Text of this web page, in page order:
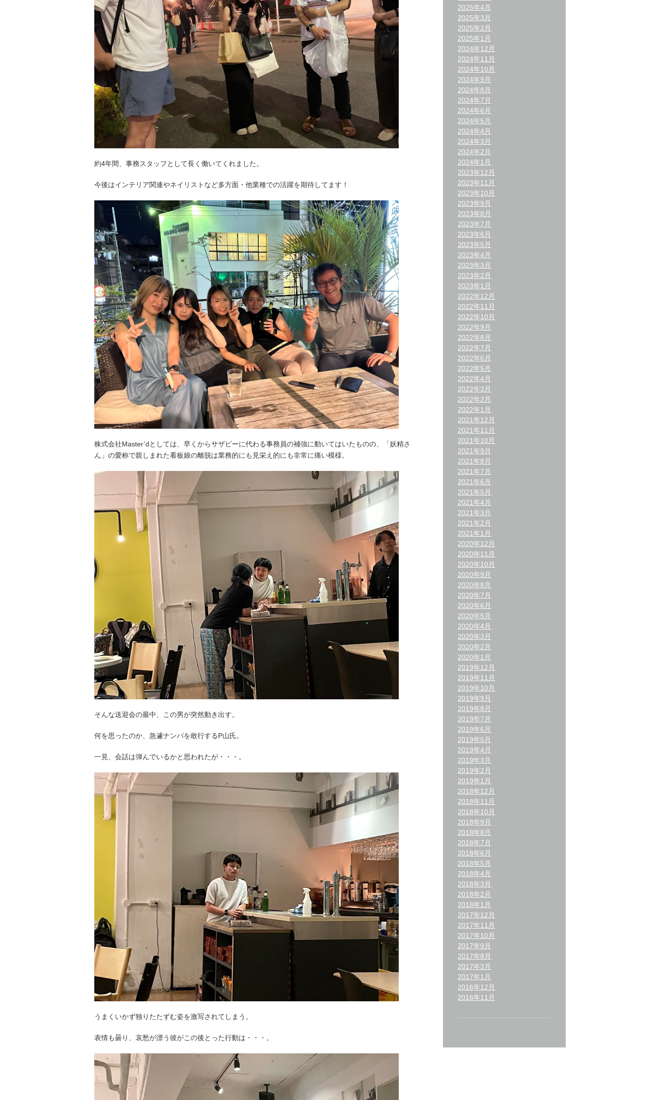
約4年間、事務スタッフとして長く働いてくれました。
今後はインテリア関連やネイリストなど多方面・他業種での活躍を期待してます！
株式会社Master’dとしては、早くからサザビーに代わる事務員の補強に動いてはいたものの、「妖精さ
ん」の愛称で親しまれた看板娘の離脱は業務的にも見栄え的にも非常に痛い模様。
そんな送迎会の最中、この男が突然動き出す。
何を思ったのか、急遽ナンパを敢行するP山氏。
一見、会話は弾んでいるかと思われたが・・・。
うまくいかず独りたたずむ姿を激写されてしまう。
表情も曇り、哀愁が漂う彼がこの後とった行動は・・・。
2025年4月
2025年3月
2025年2月
2025年1月
2024年12月
2024年11月
2024年10月
2024年9月
2024年8月
2024年7月
2024年6月
2024年5月
2024年4月
2024年3月
2024年2月
2024年1月
2023年12月
2023年11月
2023年10月
2023年9月
2023年8月
2023年7月
2023年6月
2023年5月
2023年4月
2023年3月
2023年2月
2023年1月
2022年12月
2022年11月
2022年10月
2022年9月
2022年8月
2022年7月
2022年6月
2022年5月
2022年4月
2022年3月
2022年2月
2022年1月
2021年12月
2021年11月
2021年10月
2021年9月
2021年8月
2021年7月
2021年6月
2021年5月
2021年4月
2021年3月
2021年2月
2021年1月
2020年12月
2020年11月
2020年10月
2020年9月
2020年8月
2020年7月
2020年6月
2020年5月
2020年4月
2020年3月
2020年2月
2020年1月
2019年12月
2019年11月
2019年10月
2019年9月
2019年8月
2019年7月
2019年6月
2019年5月
2019年4月
2019年3月
2019年2月
2019年1月
2018年12月
2018年11月
2018年10月
2018年9月
2018年8月
2018年7月
2018年6月
2018年5月
2018年4月
2018年3月
2018年2月
2018年1月
2017年12月
2017年11月
2017年10月
2017年9月
2017年8月
2017年3月
2017年1月
2016年12月
2016年11月